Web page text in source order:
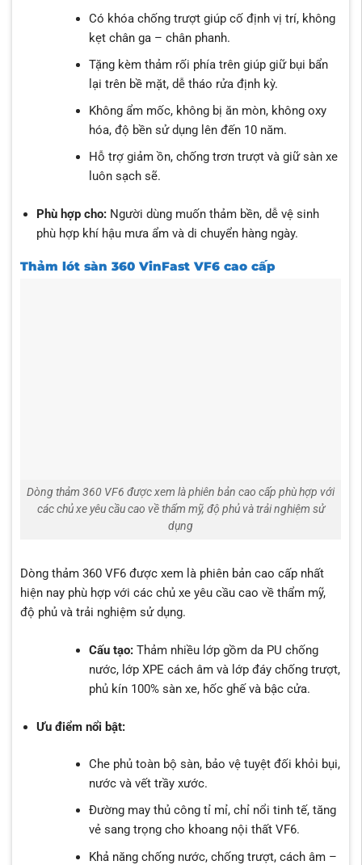
Có khóa chống trượt giúp cố định vị trí, không
kẹt chân ga – chân phanh.
Tặng kèm thảm rối phía trên giúp giữ bụi bẩn
lại trên bề mặt, dễ tháo rửa định kỳ.
Không ẩm mốc, không bị ăn mòn, không oxy
hóa, độ bền sử dụng lên đến 10 năm.
Hỗ trợ giảm ồn, chống trơn trượt và giữ sàn xe
luôn sạch sẽ.
Phù hợp cho: Người dùng muốn thảm bền, dễ vệ sinh
phù hợp khí hậu mưa ẩm và di chuyển hàng ngày.
Thảm lót sàn 360 VinFast VF6 cao cấp
Dòng thảm 360 VF6 được xem là phiên bản cao cấp phù hợp với
các chủ xe yêu cầu cao về thẩm mỹ, độ phủ và trải nghiệm sử
dụng
Dòng thảm 360 VF6 được xem là phiên bản cao cấp nhất
hiện nay phù hợp với các chủ xe yêu cầu cao về thẩm mỹ,
độ phủ và trải nghiệm sử dụng.
Cấu tạo:Thảm nhiều lớp gồm da PU chống
nước, lớp XPE cách âm và lớp đáy chống trượt,
phủ kín 100% sàn xe, hốc ghế và bậc cửa.
Ưu điểm nổi bật:
Che phủ toàn bộ sàn, bảo vệ tuyệt đối khỏi bụi,
nước và vết trầy xước.
Đường may thủ công tỉ mỉ, chỉ nổi tinh tế, tăng
vẻ sang trọng cho khoang nội thất VF6.
Khả năng chống nước, chống trượt, cách âm –